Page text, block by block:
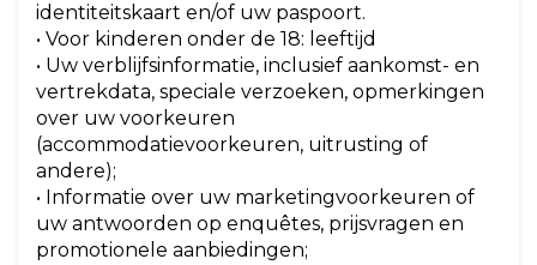
identiteitskaart en/of uw paspoort.
• Voor kinderen onder de 18: leeftijd
• Uw verblijfsinformatie, inclusief aankomst- en
vertrekdata, speciale verzoeken, opmerkingen
over uw voorkeuren
(accommodatievoorkeuren, uitrusting of
andere);
• Informatie over uw marketingvoorkeuren of
uw antwoorden op enquêtes, prijsvragen en
promotionele aanbiedingen;